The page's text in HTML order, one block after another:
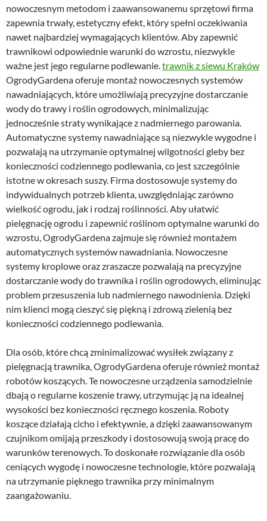
nowoczesnym metodom i zaawansowanemu sprzętowi firma
zapewnia trwały, estetyczny efekt, który spełni oczekiwania
nawet najbardziej wymagających klientów. Aby zapewnić
trawnikowi odpowiednie warunki do wzrostu, niezwykle
ważne jest jego regularne podlewanie.trawnik z siewu Kraków
OgrodyGardena oferuje montaż nowoczesnych systemów
nawadniających, które umożliwiają precyzyjne dostarczanie
wody do trawy i roślin ogrodowych, minimalizując
jednocześnie straty wynikające z nadmiernego parowania.
Automatyczne systemy nawadniające są niezwykle wygodne i
pozwalają na utrzymanie optymalnej wilgotności gleby bez
konieczności codziennego podlewania, co jest szczególnie
istotne w okresach suszy. Firma dostosowuje systemy do
indywidualnych potrzeb klienta, uwzględniając zarówno
wielkość ogrodu, jak i rodzaj roślinności. Aby ułatwić
pielęgnację ogrodu i zapewnić roślinom optymalne warunki do
wzrostu, OgrodyGardena zajmuje się również montażem
automatycznych systemów nawadniania. Nowoczesne
systemy kroplowe oraz zraszacze pozwalają na precyzyjne
dostarczanie wody do trawnika i roślin ogrodowych, eliminując
problem przesuszenia lub nadmiernego nawodnienia. Dzięki
nim klienci mogą cieszyć się piękną i zdrową zielenią bez
konieczności codziennego podlewania.
Dla osób, które chcą zminimalizować wysiłek związany z
pielęgnacją trawnika, OgrodyGardena oferuje również montaż
robotów koszących. Te nowoczesne urządzenia samodzielnie
dbają o regularne koszenie trawy, utrzymując ją na idealnej
wysokości bez konieczności ręcznego koszenia. Roboty
koszące działają cicho i efektywnie, a dzięki zaawansowanym
czujnikom omijają przeszkody i dostosowują swoją pracę do
warunków terenowych. To doskonałe rozwiązanie dla osób
ceniących wygodę i nowoczesne technologie, które pozwalają
na utrzymanie pięknego trawnika przy minimalnym
zaangażowaniu.